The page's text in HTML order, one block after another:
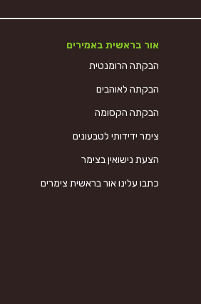
אור בראשית באמירים
הבקתה הרומנטית
הבקתה לאוהבים
הבקתה הקסומה
צימר ידידותי לטבעונים
הצעת נישואין בצימר
כתבו עלינו אור בראשית צימרים